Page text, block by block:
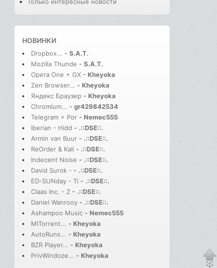
Только интересные новости
НОВИНКИ
Dropbox... - S.A.T.
Mozilla Thunde - S.A.T.
Opera One + GX - Kheyoka
Zen Browser... - Kheyoka
Яндекс Браузер - Kheyoka
Chromium... - gr429842534
Telegram + Por - Nemec555
Iberian - Hidd - .::DSE::.
Armin van Buur - .::DSE::.
ReOrder & Kali - .::DSE::.
Indecent Noise - .::DSE::.
David Surok - - .::DSE::.
ED-SUNday - Ti - .::DSE::.
Claas Inc. - Z - .::DSE::.
Daniel Wanrooy - .::DSE::.
Ashampoo Music - Nemec555
MITorrent... - Kheyoka
AutoRuns... - Kheyoka
BZR Player... - Kheyoka
PrivWindoze... - Kheyoka